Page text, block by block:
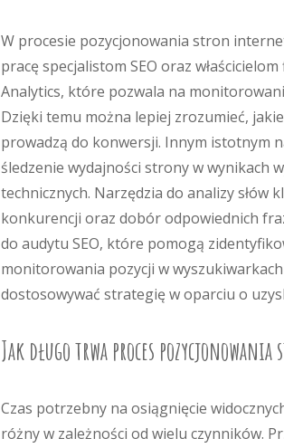
W procesie pozycjonowania stron
pracę specjalistom SEO oraz
Analytics, które pozwala na
Dzięki temu można lepiej zrozumieć,
prowadzą do konwersji. Innym istotnym
śledzenie wydajności strony w wynikach
technicznych. Narzędzia do analizy słów
konkurencji oraz dobór odpowiednich
do audytu SEO, które pomogą
monitorowania pozycji w
dostosowywać strategię w oparciu o
Jak długo trwa proces
Czas potrzebny na osiągnięcie
różny w zależności od wielu czynników.